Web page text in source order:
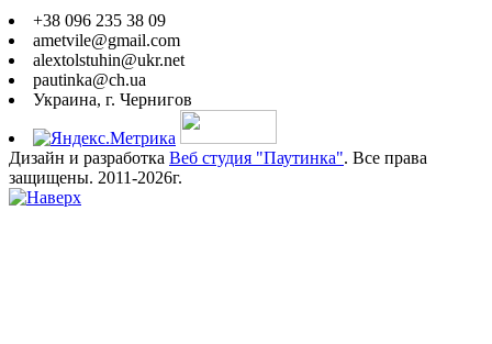
+38 096 235 38 09
ametvile@gmail.com
alextolstuhin@ukr.net
pautinka@ch.ua
Украина, г. Чернигов
Дизайн и разработка Веб студия "Паутинка". Все права
защищены. 2011-2026г.